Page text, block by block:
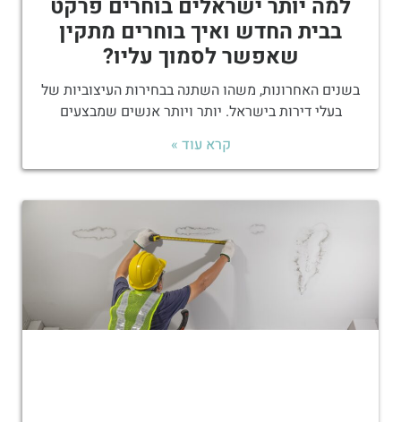
למה יותר ישראלים בוחרים פרקט
בבית החדש ואיך בוחרים מתקין
שאפשר לסמוך עליו?
בשנים האחרונות, משהו השתנה בבחירות העיצוביות של
בעלי דירות בישראל. יותר ויותר אנשים שמבצעים
קרא עוד »